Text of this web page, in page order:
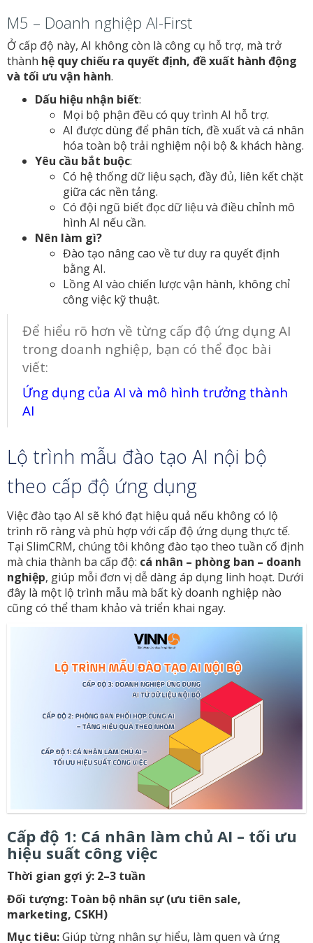
M5 – Doanh nghiệp AI-First
Ở cấp độ này, AI không còn là công cụ hỗ trợ, mà trở
thành hệ quy chiếu ra quyết định, đề xuất hành động
và tối ưu vận hành.
Dấu hiệu nhận biết:
Mọi bộ phận đều có quy trình AI hỗ trợ.
AI được dùng để phân tích, đề xuất và cá nhân
hóa toàn bộ trải nghiệm nội bộ & khách hàng.
Yêu cầu bắt buộc:
Có hệ thống dữ liệu sạch, đầy đủ, liên kết chặt
giữa các nền tảng.
Có đội ngũ biết đọc dữ liệu và điều chỉnh mô
hình AI nếu cần.
Nên làm gì?
Đào tạo nâng cao về tư duy ra quyết định
bằng AI.
Lồng AI vào chiến lược vận hành, không chỉ
công việc kỹ thuật.
Để hiểu rõ hơn về từng cấp độ ứng dụng AI
trong doanh nghiệp, bạn có thể đọc bài
viết:
Ứng dụng của AI và mô hình trưởng thành
AI
Lộ trình mẫu đào tạo AI nội bộ
theo cấp độ ứng dụng
Việc đào tạo AI sẽ khó đạt hiệu quả nếu không có lộ
trình rõ ràng và phù hợp với cấp độ ứng dụng thực tế.
Tại SlimCRM, chúng tôi không đào tạo theo tuần cố định
mà chia thành ba cấp độ: cá nhân – phòng ban – doanh
nghiệp, giúp mỗi đơn vị dễ dàng áp dụng linh hoạt. Dưới
đây là một lộ trình mẫu mà bất kỳ doanh nghiệp nào
cũng có thể tham khảo và triển khai ngay.
Cấp độ 1: Cá nhân làm chủ AI – tối ưu
hiệu suất công việc
Thời gian gợi ý: 2–3 tuần
Đối tượng: Toàn bộ nhân sự (ưu tiên sale,
marketing, CSKH)
Mục tiêu:Giúp từng nhân sự hiểu, làm quen và ứng